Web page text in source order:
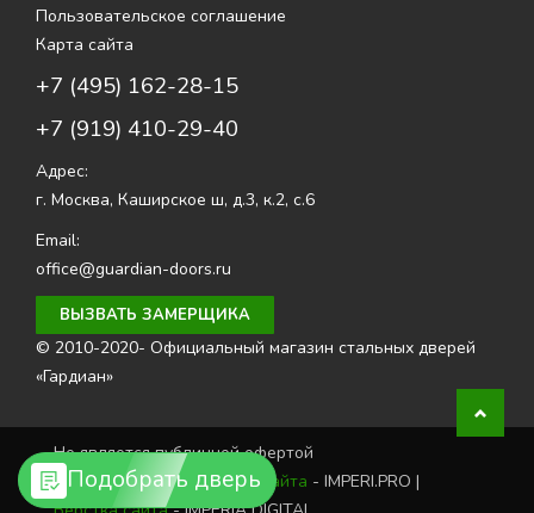
Подобрать дверь
Пользовательское соглашение
Карта сайта
+7 (495) 162-28-15
+7 (919) 410-29-40
Адрес:
г. Москва, Каширское ш, д.3, к.2, с.6
Email:
office@guardian-doors.ru
ВЫЗВАТЬ ЗАМЕРЩИКА
© 2010-2020- Официальный магазин стальных дверей
«Гардиан»
Не является публичной офертой
Создание и продвижение сайта - IMPERI.PRO |